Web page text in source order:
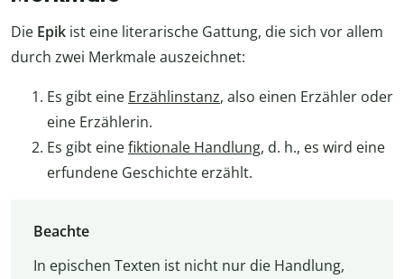
Die Epik ist eine literarische Gattung, die sich vor allem
durch zwei Merkmale auszeichnet:
Es gibt eine Erzählinstanz, also einen Erzähler oder
eine Erzählerin.
Es gibt einefiktionale Handlung, d. h., es wird eine
erfundene Geschichte erzählt.
Beachte
In epischen Texten ist nicht nur die Handlung,